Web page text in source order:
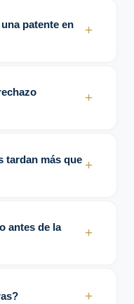
patente en
+
+
tardan más que +
antes de la
+
+